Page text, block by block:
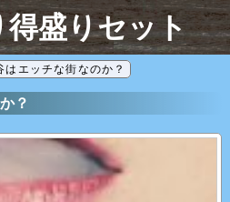
盛りセット
はエッチな街なのか？
？